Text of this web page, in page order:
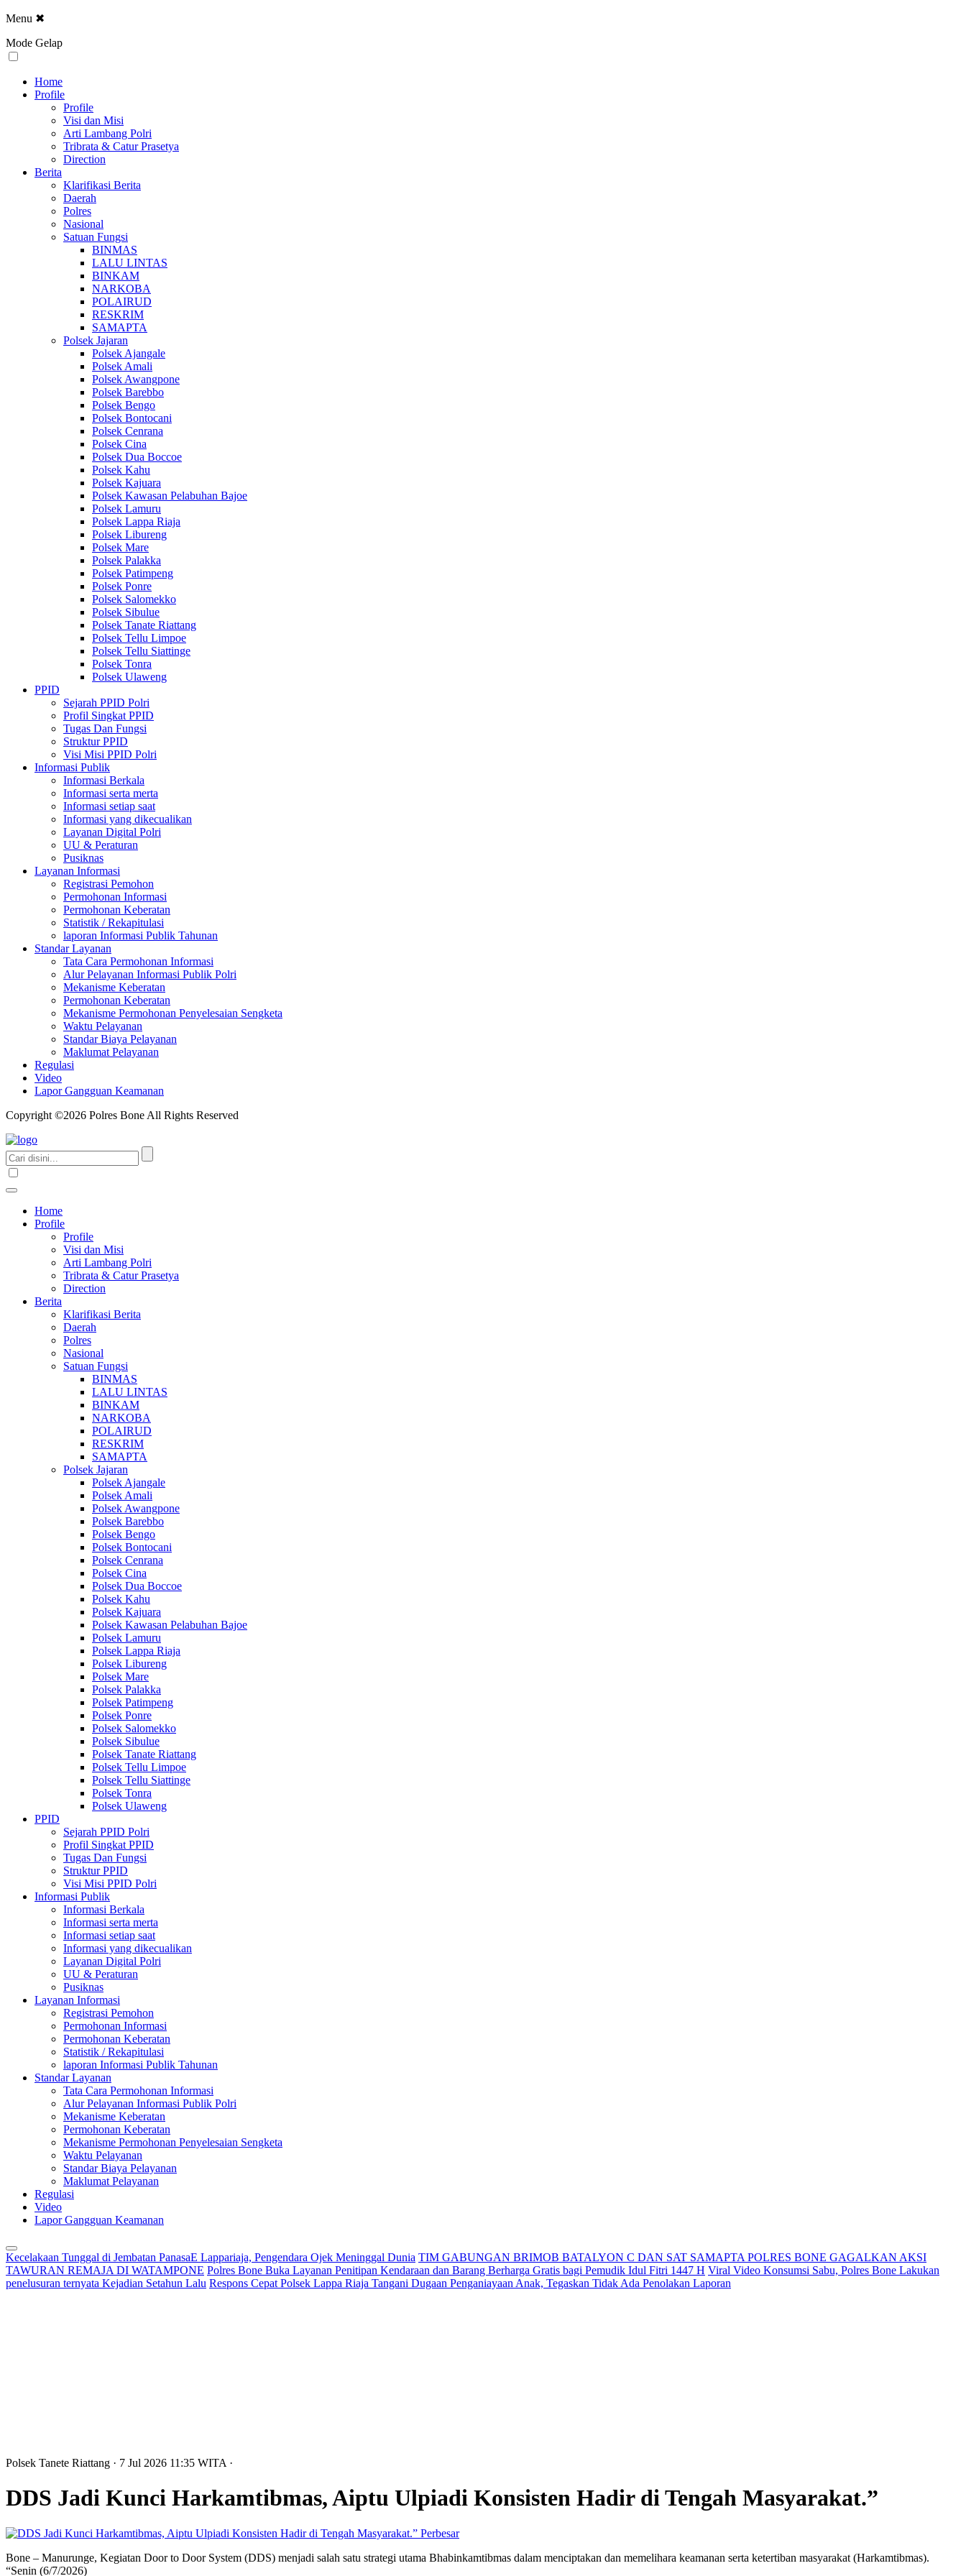
Menu ✖
Mode Gelap
Home
Profile
Profile
Visi dan Misi
Arti Lambang Polri
Tribrata & Catur Prasetya
Direction
Berita
Klarifikasi Berita
Daerah
Polres
Nasional
Satuan Fungsi
BINMAS
LALU LINTAS
BINKAM
NARKOBA
POLAIRUD
RESKRIM
SAMAPTA
Polsek Jajaran
Polsek Ajangale
Polsek Amali
Polsek Awangpone
Polsek Barebbo
Polsek Bengo
Polsek Bontocani
Polsek Cenrana
Polsek Cina
Polsek Dua Boccoe
Polsek Kahu
Polsek Kajuara
Polsek Kawasan Pelabuhan Bajoe
Polsek Lamuru
Polsek Lappa Riaja
Polsek Libureng
Polsek Mare
Polsek Palakka
Polsek Patimpeng
Polsek Ponre
Polsek Salomekko
Polsek Sibulue
Polsek Tanate Riattang
Polsek Tellu Limpoe
Polsek Tellu Siattinge
Polsek Tonra
Polsek Ulaweng
PPID
Sejarah PPID Polri
Profil Singkat PPID
Tugas Dan Fungsi
Struktur PPID
Visi Misi PPID Polri
Informasi Publik
Informasi Berkala
Informasi serta merta
Informasi setiap saat
Informasi yang dikecualikan
Layanan Digital Polri
UU & Peraturan
Pusiknas
Layanan Informasi
Registrasi Pemohon
Permohonan Informasi
Permohonan Keberatan
Statistik / Rekapitulasi
laporan Informasi Publik Tahunan
Standar Layanan
Tata Cara Permohonan Informasi
Alur Pelayanan Informasi Publik Polri
Mekanisme Keberatan
Permohonan Keberatan
Mekanisme Permohonan Penyelesaian Sengketa
Waktu Pelayanan
Standar Biaya Pelayanan
Maklumat Pelayanan
Regulasi
Video
Lapor Gangguan Keamanan
Copyright ©2026 Polres Bone All Rights Reserved
Home
Profile
Profile
Visi dan Misi
Arti Lambang Polri
Tribrata & Catur Prasetya
Direction
Berita
Klarifikasi Berita
Daerah
Polres
Nasional
Satuan Fungsi
BINMAS
LALU LINTAS
BINKAM
NARKOBA
POLAIRUD
RESKRIM
SAMAPTA
Polsek Jajaran
Polsek Ajangale
Polsek Amali
Polsek Awangpone
Polsek Barebbo
Polsek Bengo
Polsek Bontocani
Polsek Cenrana
Polsek Cina
Polsek Dua Boccoe
Polsek Kahu
Polsek Kajuara
Polsek Kawasan Pelabuhan Bajoe
Polsek Lamuru
Polsek Lappa Riaja
Polsek Libureng
Polsek Mare
Polsek Palakka
Polsek Patimpeng
Polsek Ponre
Polsek Salomekko
Polsek Sibulue
Polsek Tanate Riattang
Polsek Tellu Limpoe
Polsek Tellu Siattinge
Polsek Tonra
Polsek Ulaweng
PPID
Sejarah PPID Polri
Profil Singkat PPID
Tugas Dan Fungsi
Struktur PPID
Visi Misi PPID Polri
Informasi Publik
Informasi Berkala
Informasi serta merta
Informasi setiap saat
Informasi yang dikecualikan
Layanan Digital Polri
UU & Peraturan
Pusiknas
Layanan Informasi
Registrasi Pemohon
Permohonan Informasi
Permohonan Keberatan
Statistik / Rekapitulasi
laporan Informasi Publik Tahunan
Standar Layanan
Tata Cara Permohonan Informasi
Alur Pelayanan Informasi Publik Polri
Mekanisme Keberatan
Permohonan Keberatan
Mekanisme Permohonan Penyelesaian Sengketa
Waktu Pelayanan
Standar Biaya Pelayanan
Maklumat Pelayanan
Regulasi
Video
Lapor Gangguan Keamanan
Kecelakaan Tunggal di Jembatan PanasaE Lappariaja, Pengendara Ojek Meninggal Dunia TIM GABUNGAN BRIMOB BATALYON C DAN SAT SAMAPTA POLRES BONE GAGALKAN AKSI
TAWURAN REMAJA DI WATAMPONE Polres Bone Buka Layanan Penitipan Kendaraan dan Barang Berharga Gratis bagi Pemudik Idul Fitri 1447 H Viral Video Konsumsi Sabu, Polres Bone Lakukan
penelusuran ternyata Kejadian Setahun Lalu Respons Cepat Polsek Lappa Riaja Tangani Dugaan Penganiayaan Anak, Tegaskan Tidak Ada Penolakan Laporan
Polsek Tanete Riattang · 7 Jul 2026 11:35 WITA ·
DDS Jadi Kunci Harkamtibmas, Aiptu Ulpiadi Konsisten Hadir di Tengah Masyarakat.”
Perbesar
Bone – Manurunge, Kegiatan Door to Door System (DDS) menjadi salah satu strategi utama Bhabinkamtibmas dalam menciptakan dan memelihara keamanan serta ketertiban masyarakat (Harkamtibmas).
“Senin (6/7/2026)